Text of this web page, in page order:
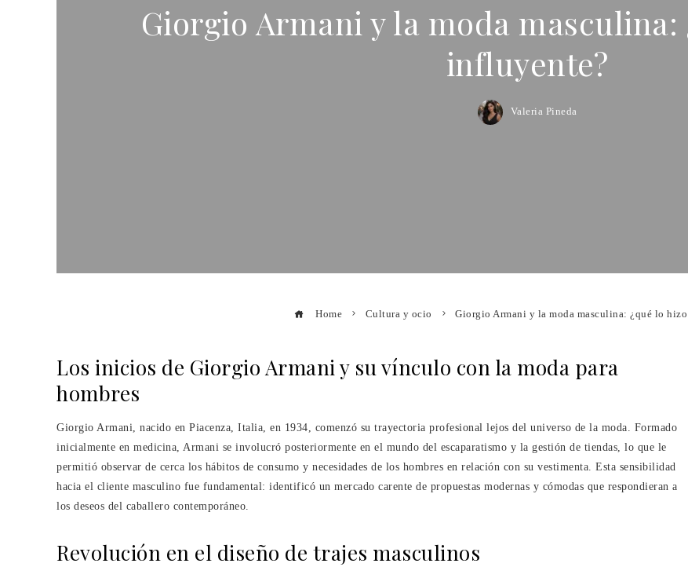
Giorgio Armani y la moda masculina:
influyente?
Valeria Pineda
Home Cultura y ocio Giorgio Armani y la moda masculina: ¿qué lo
Los inicios de Giorgio Armani y su vínculo con la moda para
hombres
Giorgio Armani, nacido en Piacenza, Italia, en 1934, comenzó su trayectoria profesional lejos del universo de la moda. Formado
inicialmente en medicina, Armani se involucró posteriormente en el mundo del escaparatismo y la gestión de tiendas, lo que le
permitió observar de cerca los hábitos de consumo y necesidades de los hombres en relación con su vestimenta. Esta sensibilidad
hacia el cliente masculino fue fundamental: identificó un mercado carente de propuestas modernas y cómodas que respondieran a
los deseos del caballero contemporáneo.
Revolución en el diseño de trajes masculinos